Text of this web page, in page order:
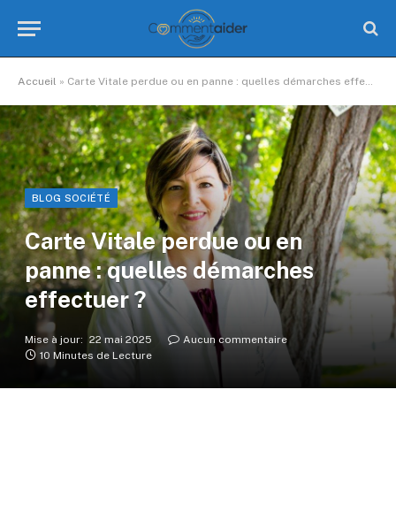
Accueil » Carte Vitale perdue ou en panne : quelles démarches effectuer ?
BLOG SOCIÉTÉ
Carte Vitale perdue ou en
panne : quelles démarches
effectuer ?
Mise à jour: 22 mai 2025
Aucun commentaire
10 Minutes de Lecture